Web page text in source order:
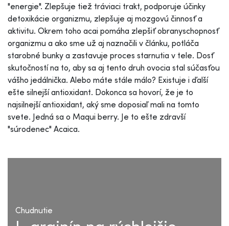
"energie". Zlepšuje tiež tráviaci trakt, podporuje účinky
detoxikácie organizmu, zlepšuje aj mozgovú činnosť a
aktivitu. Okrem toho acai pomáha zlepšiť obranyschopnosť
organizmu a ako sme už aj naznačili v článku, potláča
starobné bunky a zastavuje proces starnutia v tele. Dosť
skutočností na to, aby sa aj tento druh ovocia stal súčasťou
vášho jedálnička. Alebo máte stále málo? Existuje i ďalší
ešte silnejší antioxidant. Dokonca sa hovorí, že je to
najsilnejší antioxidant, aký sme doposiaľ mali na tomto
svete. Jedná sa o Maqui berry. Je to ešte zdravší
"súrodenec" Acaica.
Chudnutie